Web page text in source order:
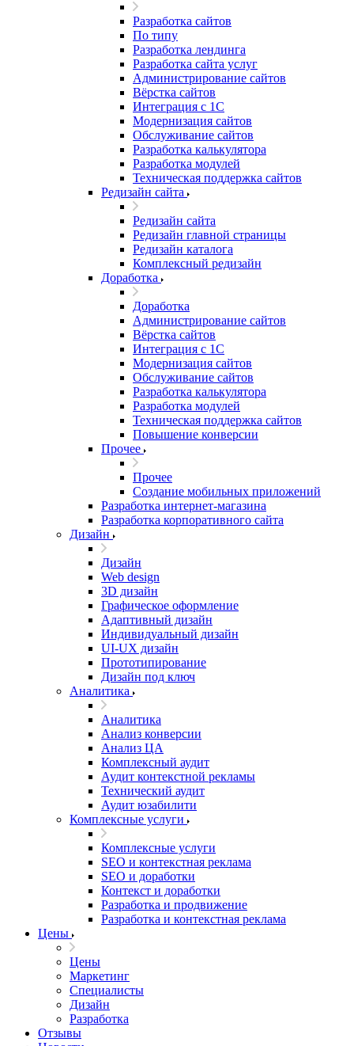
Разработка сайтов
По типу
Разработка лендинга
Разработка сайта услуг
Администрирование сайтов
Вёрстка сайтов
Интеграция с 1С
Модернизация сайтов
Обслуживание сайтов
Разработка калькулятора
Разработка модулей
Техническая поддержка сайтов
Редизайн сайта
Редизайн сайта
Редизайн главной страницы
Редизайн каталога
Комплексный редизайн
Доработка
Доработка
Администрирование сайтов
Вёрстка сайтов
Интеграция с 1С
Модернизация сайтов
Обслуживание сайтов
Разработка калькулятора
Разработка модулей
Техническая поддержка сайтов
Повышение конверсии
Прочее
Прочее
Создание мобильных приложений
Разработка интернет-магазина
Разработка корпоративного сайта
Дизайн
Дизайн
Web design
3D дизайн
Графическое оформление
Адаптивный дизайн
Индивидуальный дизайн
UI‑UX дизайн
Прототипирование
Дизайн под ключ
Аналитика
Аналитика
Анализ конверсии
Анализ ЦА
Комплексный аудит
Аудит контекстной рекламы
Технический аудит
Аудит юзабилити
Комплексные услуги
Комплексные услуги
SEO и контекстная реклама
SEO и доработки
Контекст и доработки
Разработка и продвижение
Разработка и контекстная реклама
Цены
Цены
Маркетинг
Специалисты
Дизайн
Разработка
Отзывы